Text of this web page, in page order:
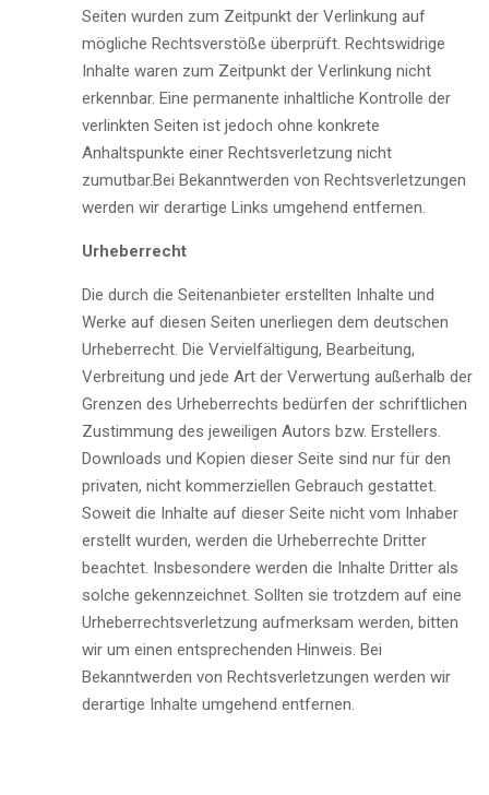
Seiten wurden zum Zeitpunkt der Verlinkung auf
mögliche Rechtsverstöße überprüft. Rechtswidrige
Inhalte waren zum Zeitpunkt der Verlinkung nicht
erkennbar. Eine permanente inhaltliche Kontrolle der
verlinkten Seiten ist jedoch ohne konkrete
Anhaltspunkte einer Rechtsverletzung nicht
zumutbar.Bei Bekanntwerden von Rechtsverletzungen
werden wir derartige Links umgehend entfernen.
Urheberrecht
Die durch die Seitenanbieter erstellten Inhalte und
Werke auf diesen Seiten unerliegen dem deutschen
Urheberrecht. Die Vervielfältigung, Bearbeitung,
Verbreitung und jede Art der Verwertung außerhalb der
Grenzen des Urheberrechts bedürfen der schriftlichen
Zustimmung des jeweiligen Autors bzw. Erstellers.
Downloads und Kopien dieser Seite sind nur für den
privaten, nicht kommerziellen Gebrauch gestattet.
Soweit die Inhalte auf dieser Seite nicht vom Inhaber
erstellt wurden, werden die Urheberrechte Dritter
beachtet. Insbesondere werden die Inhalte Dritter als
solche gekennzeichnet. Sollten sie trotzdem auf eine
Urheberrechtsverletzung aufmerksam werden, bitten
wir um einen entsprechenden Hinweis. Bei
Bekanntwerden von Rechtsverletzungen werden wir
derartige Inhalte umgehend entfernen.